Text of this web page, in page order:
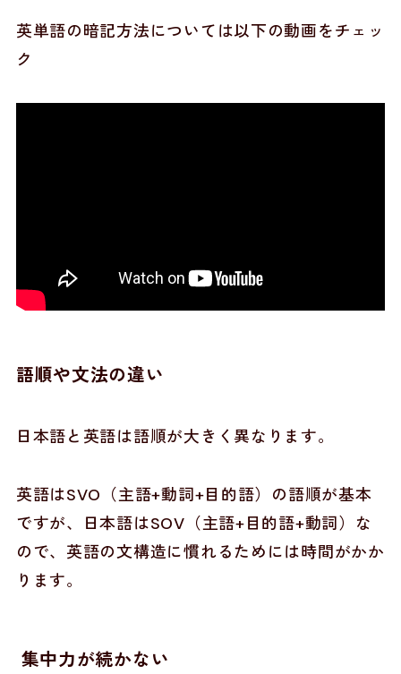
英単語の暗記方法については以下の動画をチェッ
ク
語順や文法の違い
日本語と英語は語順が大きく異なります。
英語はSVO（主語+動詞+目的語）の語順が基本
ですが、日本語はSOV（主語+目的語+動詞）な
ので、英語の文構造に慣れるためには時間がかか
ります。
集中力が続かない